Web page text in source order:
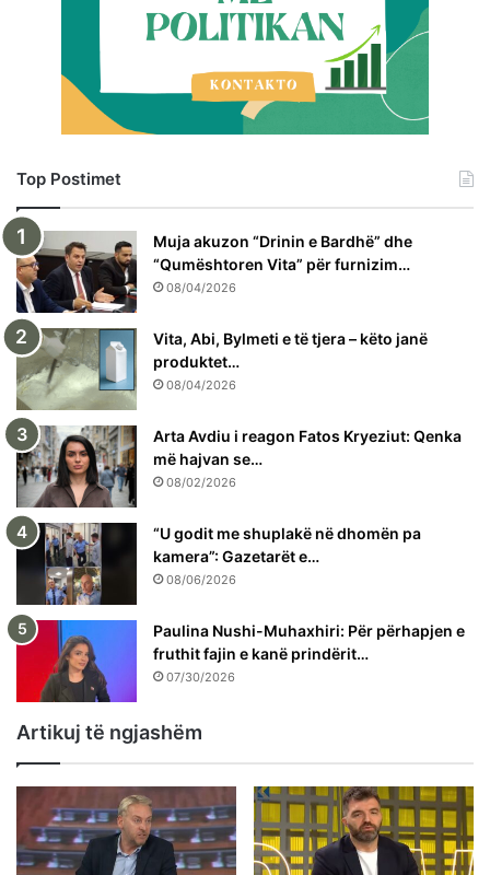
Top Postimet
Muja akuzon “Drinin e Bardhë” dhe
“Qumështoren Vita” për furnizim…
08/04/2026
Vita, Abi, Bylmeti e të tjera – këto janë
produktet…
08/04/2026
Arta Avdiu i reagon Fatos Kryeziut: Qenka
më hajvan se…
08/02/2026
“U godit me shuplakë në dhomën pa
kamera”: Gazetarët e…
08/06/2026
Paulina Nushi-Muhaxhiri: Për përhapjen e
fruthit fajin e kanë prindërit…
07/30/2026
Artikuj të ngjashëm